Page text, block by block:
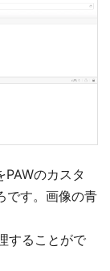
のカスタ
です。画像の青
することがで